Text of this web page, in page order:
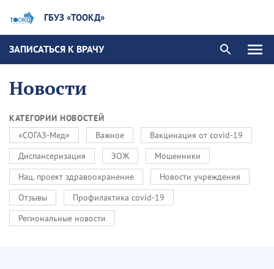
ГБУЗ «ТООКД»
ЗАПИСАТЬСЯ К ВРАЧУ
Новости
КАТЕГОРИИ НОВОСТЕЙ
«СОГАЗ-Мед»
Важное
Вакцинация от covid-19
Диспансеризация
ЗОЖ
Мошенники
Нац. проект здравоохранение
Новости учреждения
Отзывы
Профилактика covid-19
Региональные новости